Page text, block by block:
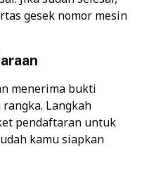
gesek nomor mesin
menerima bukti
Langkah
pendaftaran untuk
kamu siapkan